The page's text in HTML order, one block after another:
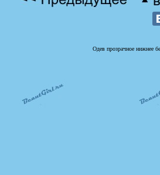
Одев прозрачное нижнее